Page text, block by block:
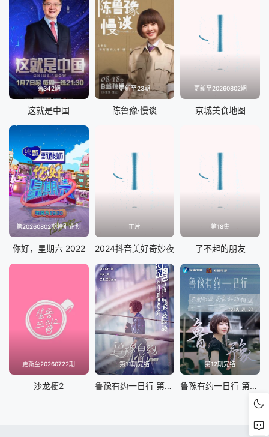
第342期
这就是中国
更新至23期
陈鲁豫·慢谈
更新至20260802期
京城美食地图
第20260802期特别企划
你好，星期六 2022
正片
2024抖音美好奇妙夜
第18集
了不起的朋友
更新至20260722期
沙龙梗2
第11期完结
鲁豫有约一日行 第九季
第12期完结
鲁豫有约一日行 第七季